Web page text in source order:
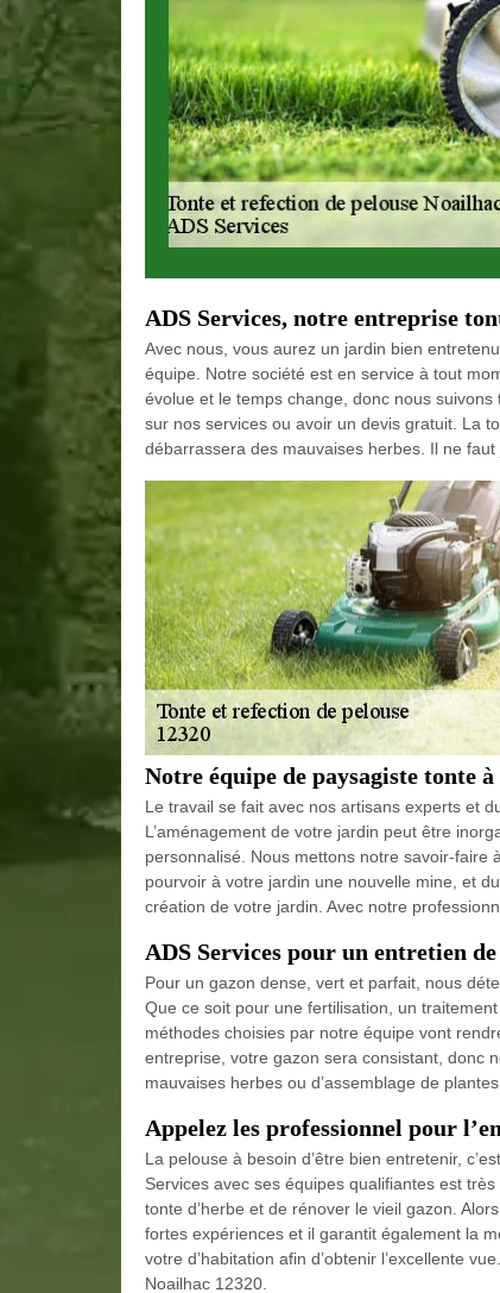
ADS Services, notre entreprise
Avec nous, vous aurez un jardin bien
équipe. Notre société est en service à tout
évolue et le temps change, donc nous
sur nos services ou avoir un devis gratuit. La
débarrassera des mauvaises herbes. Il ne faut
Notre équipe de paysagiste tonte
Le travail se fait avec nos artisans experts et
L’aménagement de votre jardin peut être
personnalisé. Nous mettons notre savoir-faire
pourvoir à votre jardin une nouvelle mine, et
création de votre jardin. Avec notre
ADS Services pour un entretien
Pour un gazon dense, vert et parfait, nous
Que ce soit pour une fertilisation, un
méthodes choisies par notre équipe vont
entreprise, votre gazon sera consistant, donc
mauvaises herbes ou d’assemblage de
Appelez les professionnel pour
La pelouse à besoin d’être bien entretenir,
Services avec ses équipes qualifiantes est
tonte d’herbe et de rénover le vieil gazon.
fortes expériences et il garantit également la
votre d’habitation afin d’obtenir l’excellente
Noailhac 12320.